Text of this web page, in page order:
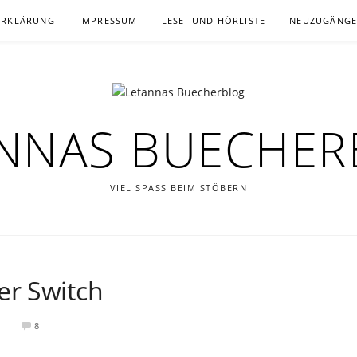
IMPRESSUM LESE- UND HÖRLISTE NEUZUGÄNGE
VIEL SPASS BEIM STÖBERN
Switch
8